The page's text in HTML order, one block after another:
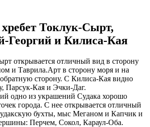
Токлук-Сырт,
и Килиса-Кая
открывается отличный вид в сторону
и Таврила.Арт в сторону моря и на
сторону. С Килиса-Кая видно
Парсук-Кая и Эчки-Даг.
одно из украшений Судака хорошо
города. С нее открывается отличный
бухты, мыс Меганом и Капчик и
Перчем, Сокол, Караул-Оба.